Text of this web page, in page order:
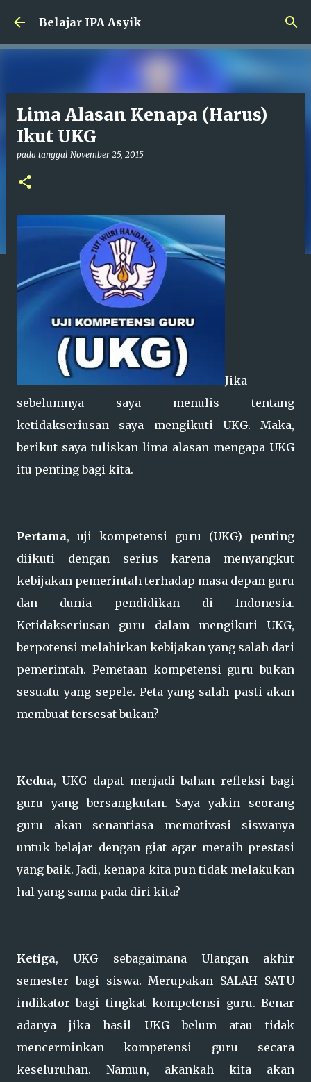
Langsung ke konten utama
Belajar IPA Asyik
Lima Alasan Kenapa (Harus)
Ikut UKG
pada tanggal November 25, 2015
Jika
sebelumnya saya menulis tentang
ketidakseriusan saya mengikuti UKG. Maka,
berikut saya tuliskan lima alasan mengapa UKG
itu penting bagi kita.
Pertama, uji kompetensi guru (UKG) penting
diikuti dengan serius karena menyangkut
kebijakan pemerintah terhadap masa depan guru
dan dunia pendidikan di Indonesia.
Ketidakseriusan guru dalam mengikuti UKG,
berpotensi melahirkan kebijakan yang salah dari
pemerintah. Pemetaan kompetensi guru bukan
sesuatu yang sepele. Peta yang salah pasti akan
membuat tersesat bukan?
Kedua, UKG dapat menjadi bahan refleksi bagi
guru yang bersangkutan. Saya yakin seorang
guru akan senantiasa memotivasi siswanya
untuk belajar dengan giat agar meraih prestasi
yang baik. Jadi, kenapa kita pun tidak melakukan
hal yang sama pada diri kita?
Ketiga, UKG sebagaimana Ulangan akhir
semester bagi siswa. Merupakan SALAH SATU
indikator bagi tingkat kompetensi guru. Benar
adanya jika hasil UKG belum atau tidak
mencerminkan kompetensi guru secara
keseluruhan. Namun, akankah kita akan